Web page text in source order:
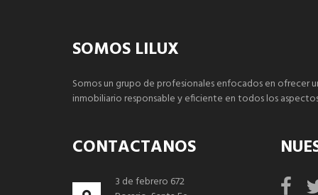
SOMOS LILUX
Somos un grupo de profesionales enfocados en ofrecer
inmobiliario responsable y eficiente en todos los
CONTACTANOS
3 de febrero 672